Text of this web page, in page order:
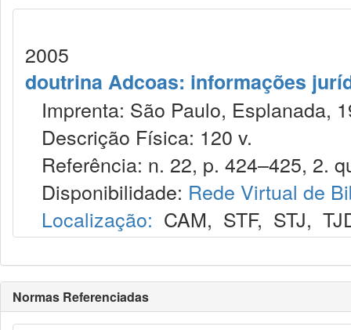
2005
doutrina Adcoas: informações
Imprenta: São Paulo, Esplanada,
Descrição Física: 120 v.
Referência: n. 22, p. 424–425, 2.
Disponibilidade: Rede Virtual de
Localização: CAM, STF, STJ,
Normas Referenciadas